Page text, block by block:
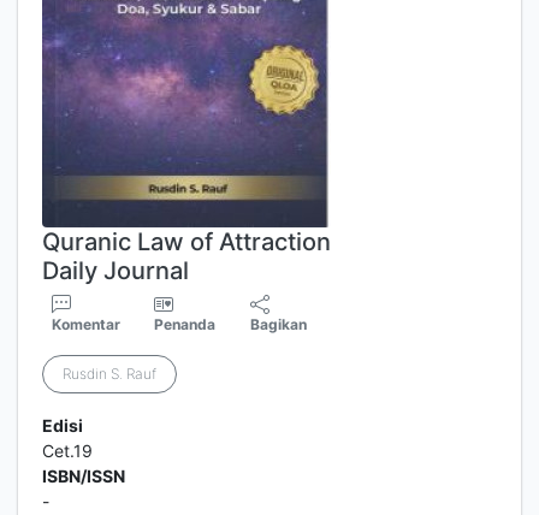
Quranic Law of Attraction
Daily Journal
Komentar Penanda Bagikan
Rusdin S. Rauf
Edisi
Cet.19
ISBN/ISSN
-